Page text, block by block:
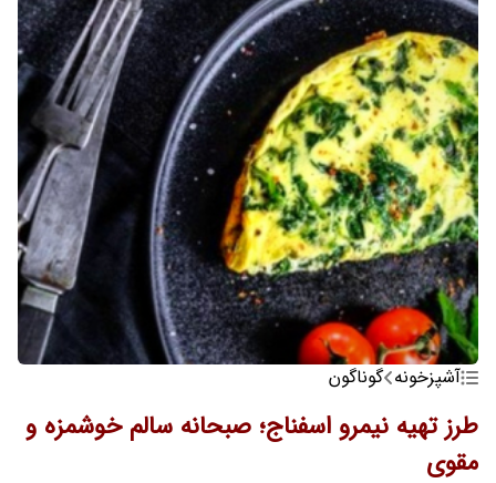
آشپزخونه گوناگون
طرز تهیه نیمرو اسفناج؛ صبحانه سالم خوشمزه و
مقوی